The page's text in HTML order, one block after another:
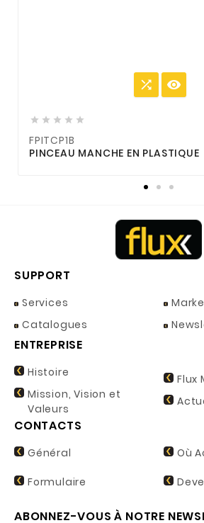
 
    
FPITCP1B
PINCEAU MANCHE EN PLASTIQUE
SUPPORT
Services
Catalogues
ENTREPRISE
Histoire
Mission, Vision et
Valeurs
Flux
CONTACTS
Général
Formulaire
Où
ABONNEZ-VOUS À NOTRE